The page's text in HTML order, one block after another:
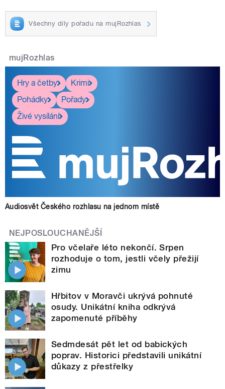
Všechny díly pořadu na mujRozhlas
mujRozhlas
Hry a četby
Krimi
Pohádky
Pořady
Živé vysílání
Audiosvět Českého rozhlasu na jednom místě
NEJPOSLOUCHANĚJŠÍ
Pro včelaře léto nekončí. Srpen
rozhoduje o tom, jestli včely přežijí
zimu
Hřbitov v Moravči ukrývá pohnuté
osudy. Unikátní kniha odkrývá
zapomenuté příběhy
Sedmdesát pět let od babických
poprav. Historici představili unikátní
důkazy z přestřelky